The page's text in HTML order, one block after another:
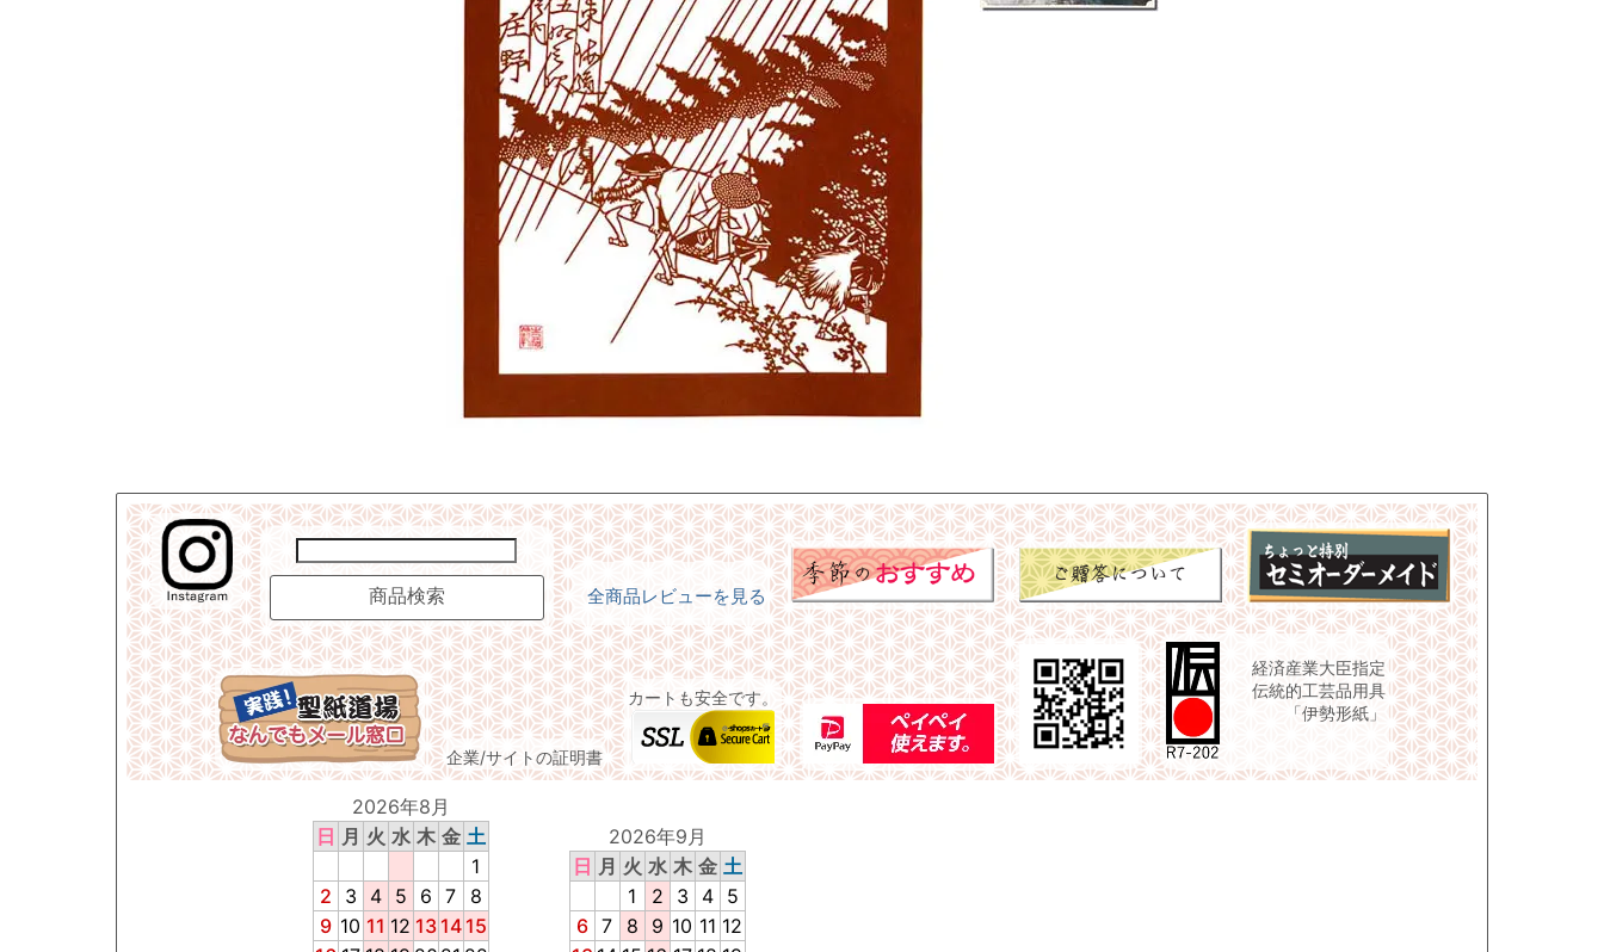
全商品レビューを見る
企業/サイトの証明書
カートも安全です。
経済産業大臣指定
伝統的工芸品用具
「伊勢形紙」
2026年8月
日 月 火 水 木 金 土
1
2
3 4 5 6 7
8
9 10 11 12 13 14 15
2026年9月
日 月 火 水 木 金 土
1
2 3 4
5
6 7 8 9 10 11 12